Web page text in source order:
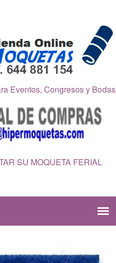
Eventos, Congresos y Bodas
SU MOQUETA FERIAL